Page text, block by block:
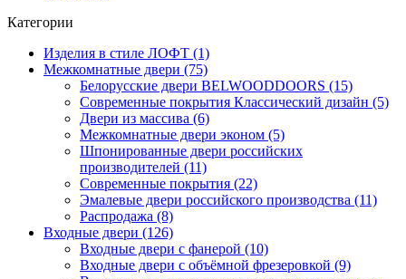
Категории
Изделия в стиле ЛОФТ (1)
Межкомнатные двери (75)
Белорусские двери BELWOODDOORS (15)
Современные покрытия Классический дизайн (5)
Двери из массива (6)
Межкомнатные двери эконом (5)
Шпонированные двери российских
производителей (11)
Современные покрытия (22)
Эмалевые двери российского производства (11)
Распродажа (8)
Входные двери (126)
Входные двери с фанерой (10)
Входные двери с объёмной фрезеровкой (9)